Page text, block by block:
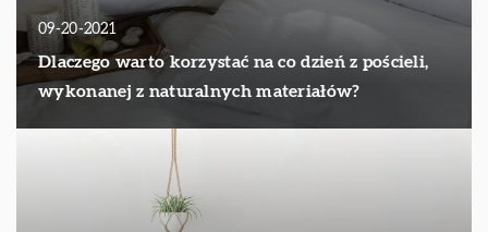
09-20-2021
Dlaczego warto korzystać na co dzień z pościeli,
wykonanej z naturalnych materiałów?